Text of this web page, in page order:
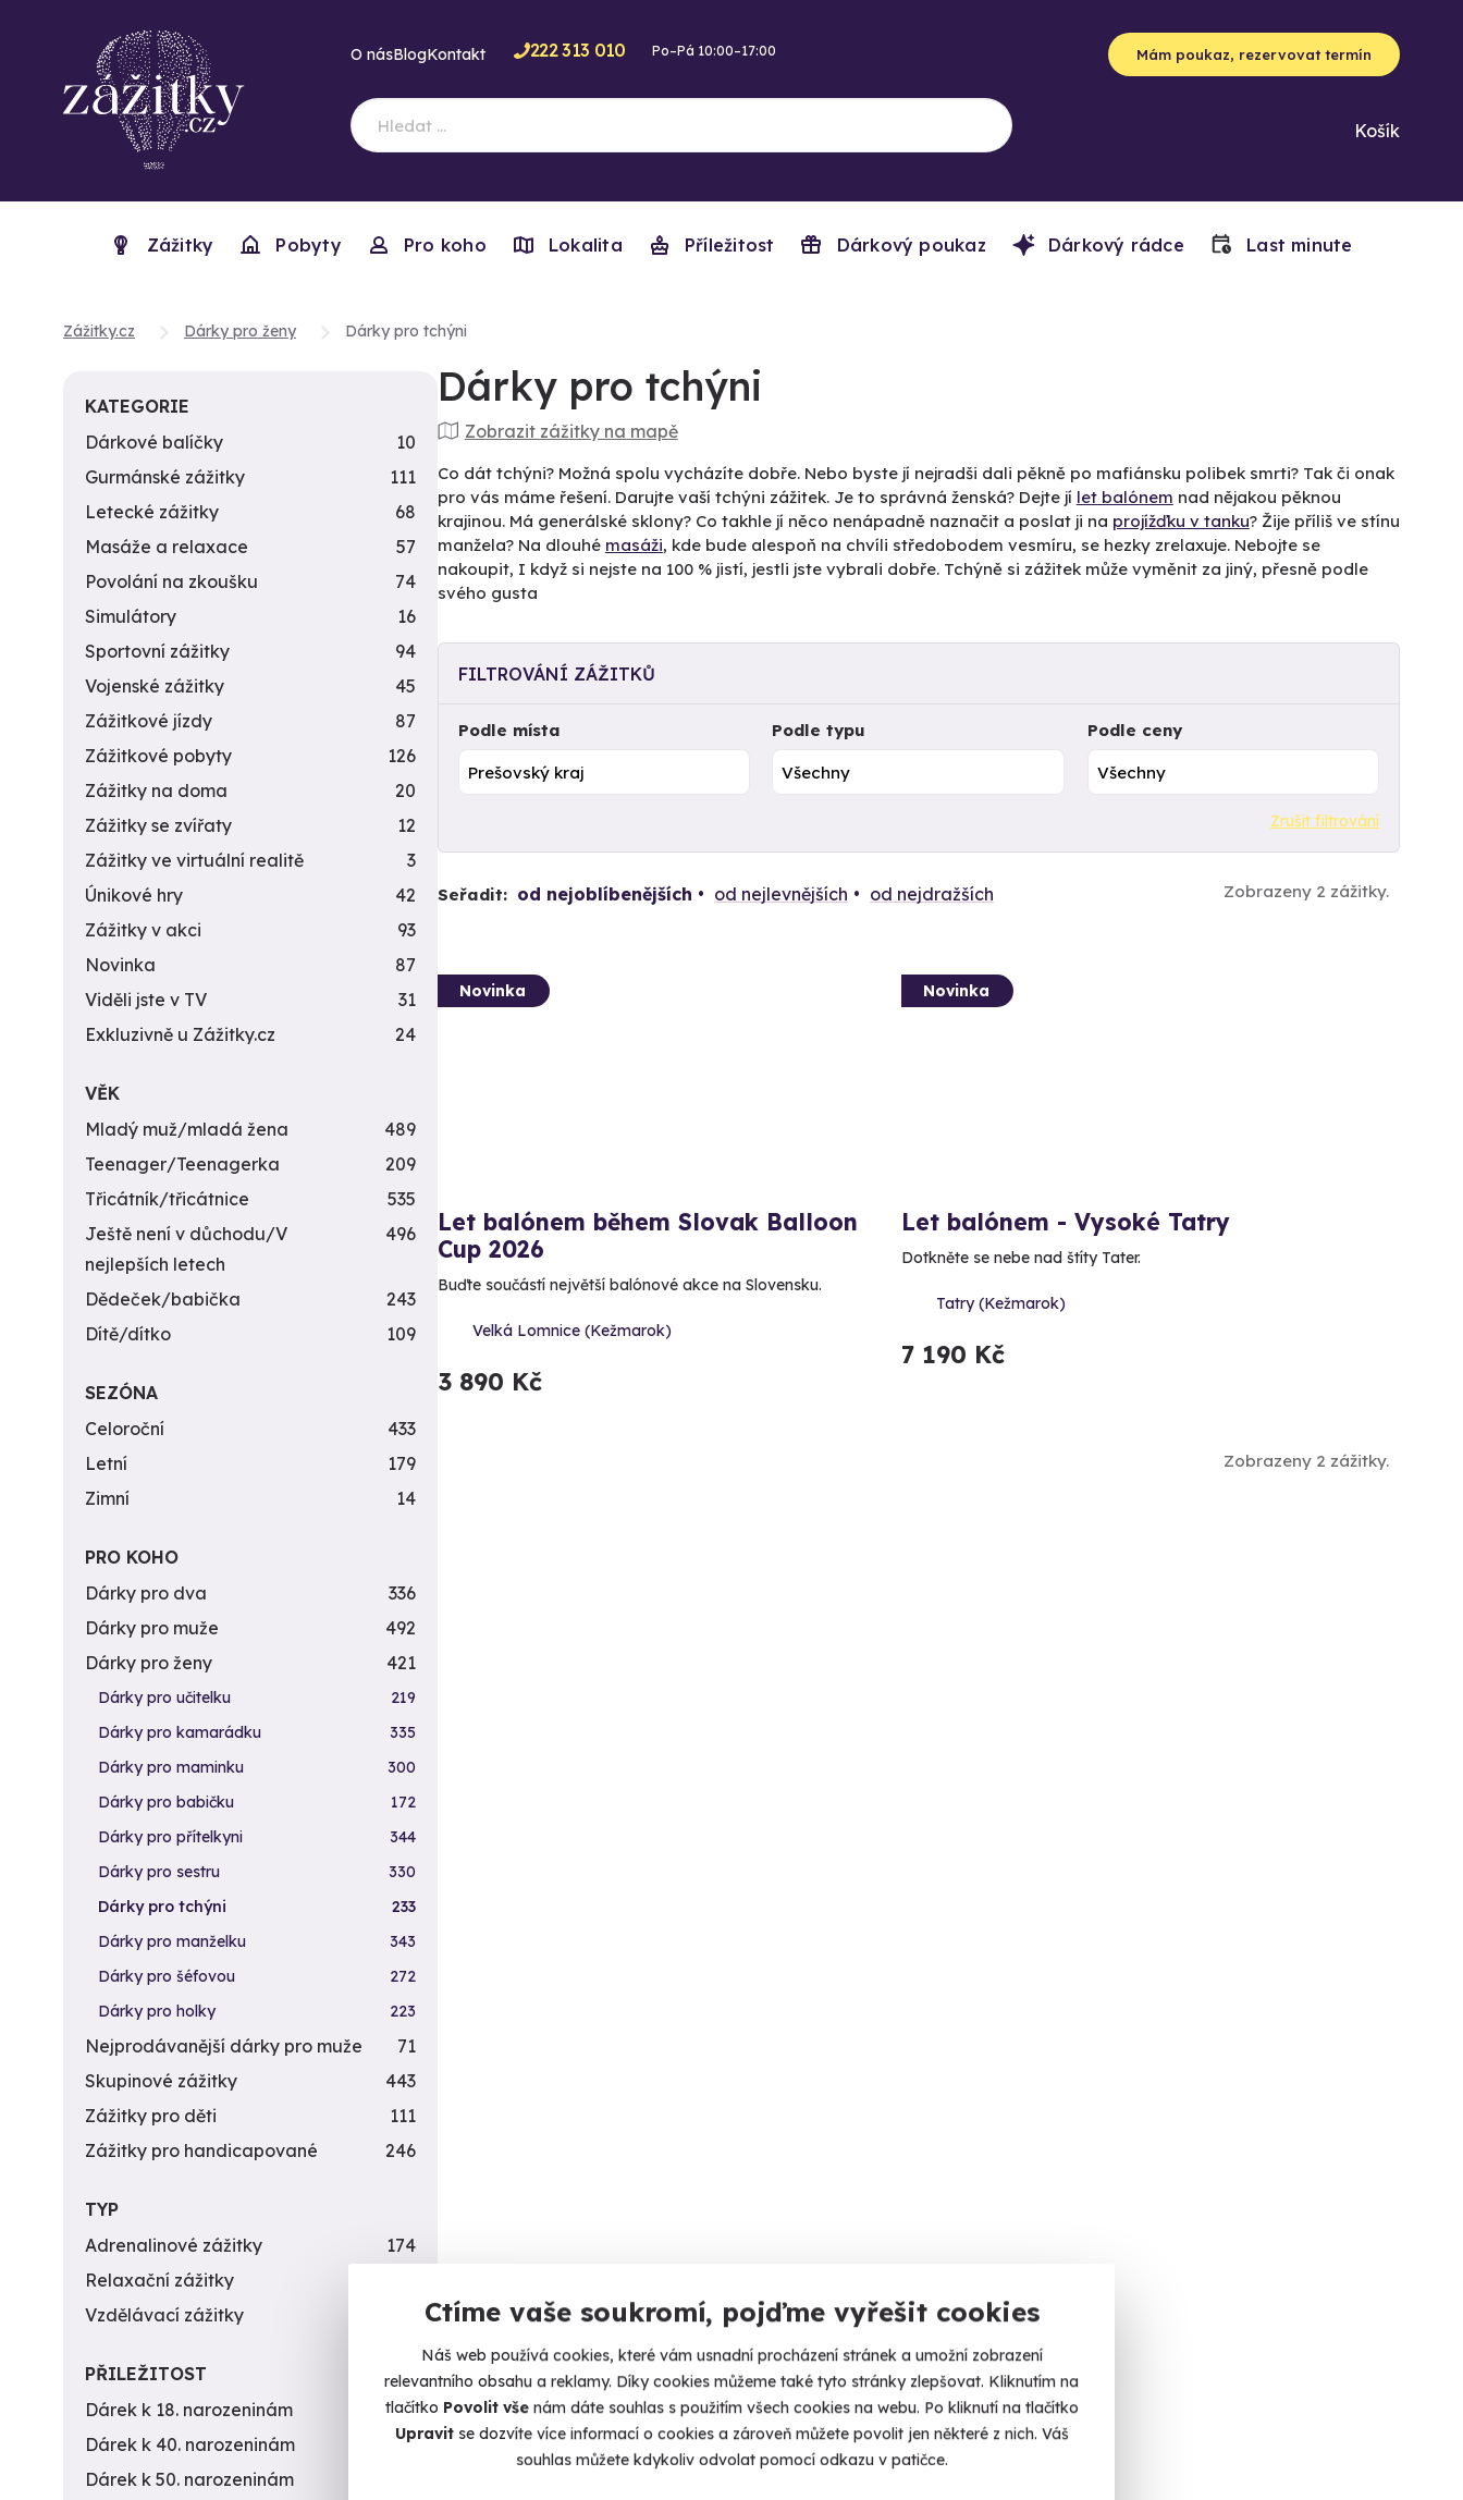
Ctíme vaše soukromí, pojďme vyřešit cookies
Náš web používá cookies, které vám usnadní procházení stránek a umožní zobrazení
relevantního obsahu a reklamy. Díky cookies můžeme také tyto stránky zlepšovat. Kliknutím na
tlačítko Povolit vše nám dáte souhlas s použitím všech cookies na webu. Po kliknutí na tlačítko
Upravitse dozvíte více informací o cookies a zároveň můžete povolit jen některé z nich. Váš
souhlas můžete kdykoliv odvolat pomocí odkazu v patičce.
O násBlogKontakt 222 313 010 Po–Pá 10:00–17:00 Mám poukaz, rezervovat termín
Košík
Zážitky Pobyty Pro koho Lokalita Příležitost Dárkový poukaz Dárkový rádce Last minute
Zážitky.cz Dárky pro ženy Dárky pro tchýni
Dárky pro tchýni
Zobrazit zážitky na mapě
Co dát tchýni? Možná spolu vycházíte dobře. Nebo byste jí nejradši dali pěkně po mafiánsku polibek smrti? Tak či onak
pro vás máme řešení. Darujte vaší tchýni zážitek. Je to správná ženská? Dejte jí let balónem nad nějakou pěknou
krajinou. Má generálské sklony? Co takhle jí něco nenápadně naznačit a poslat ji na projížďku v tanku? Žije příliš ve stínu
manžela? Na dlouhé masáži, kde bude alespoň na chvíli středobodem vesmíru, se hezky zrelaxuje. Nebojte se
nakoupit, I když si nejste na 100 % jistí, jestli jste vybrali dobře. Tchýně si zážitek může vyměnit za jiný, přesně podle
svého gusta
FILTROVÁNÍ ZÁŽITKŮ
Podle místa Podle typu Podle ceny
Zrušit filtrování
Seřadit: od nejoblíbenějších od nejlevnějších od nejdražších Zobrazeny 2 zážitky.
Novinka
Let balónem během Slovak Balloon
Cup 2026
Buďte součástí největší balónové akce na Slovensku.
Velká Lomnice (Kežmarok)
3 890 Kč
Novinka
Let balónem - Vysoké Tatry
Dotkněte se nebe nad štíty Tater.
Tatry (Kežmarok)
7 190 Kč
Zobrazeny 2 zážitky.
KATEGORIE
Dárkové balíčky
10
Gurmánské zážitky
111
Letecké zážitky
68
Masáže a relaxace
57
Povolání na zkoušku
74
Simulátory
16
Sportovní zážitky
94
Vojenské zážitky
45
Zážitkové jízdy
87
Zážitkové pobyty
126
Zážitky na doma
20
Zážitky se zvířaty
12
Zážitky ve virtuální realitě
3
Únikové hry
42
Zážitky v akci
93
Novinka
87
Viděli jste v TV
31
Exkluzivně u Zážitky.cz
24
VĚK
Mladý muž/mladá žena
489
Teenager/Teenagerka
209
Třicátník/třicátnice
535
Ještě není v důchodu/V
nejlepších letech
496
Dědeček/babička
243
Dítě/dítko
109
SEZÓNA
Celoroční
433
Letní
179
Zimní
14
PRO KOHO
Dárky pro dva
336
Dárky pro muže
492
Dárky pro ženy
421
Dárky pro učitelku
219
Dárky pro kamarádku
335
Dárky pro maminku
300
Dárky pro babičku
172
Dárky pro přítelkyni
344
Dárky pro sestru
330
Dárky pro tchýni
233
Dárky pro manželku
343
Dárky pro šéfovou
272
Dárky pro holky
223
Nejprodávanější dárky pro muže
71
Skupinové zážitky
443
Zážitky pro děti
111
Zážitky pro handicapované
246
TYP
Adrenalinové zážitky
174
Relaxační zážitky
Vzdělávací zážitky
PŘILEŽITOST
Dárek k 18. narozeninám
256
Dárek k 40. narozeninám
453
Dárek k 50. narozeninám